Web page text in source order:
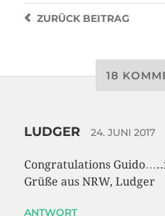
ZURÜCKBEITRAG
18
LUDGER 24. JUNI 2017
Congratulations
Grüße aus NRW, Ludger
ANTWORT